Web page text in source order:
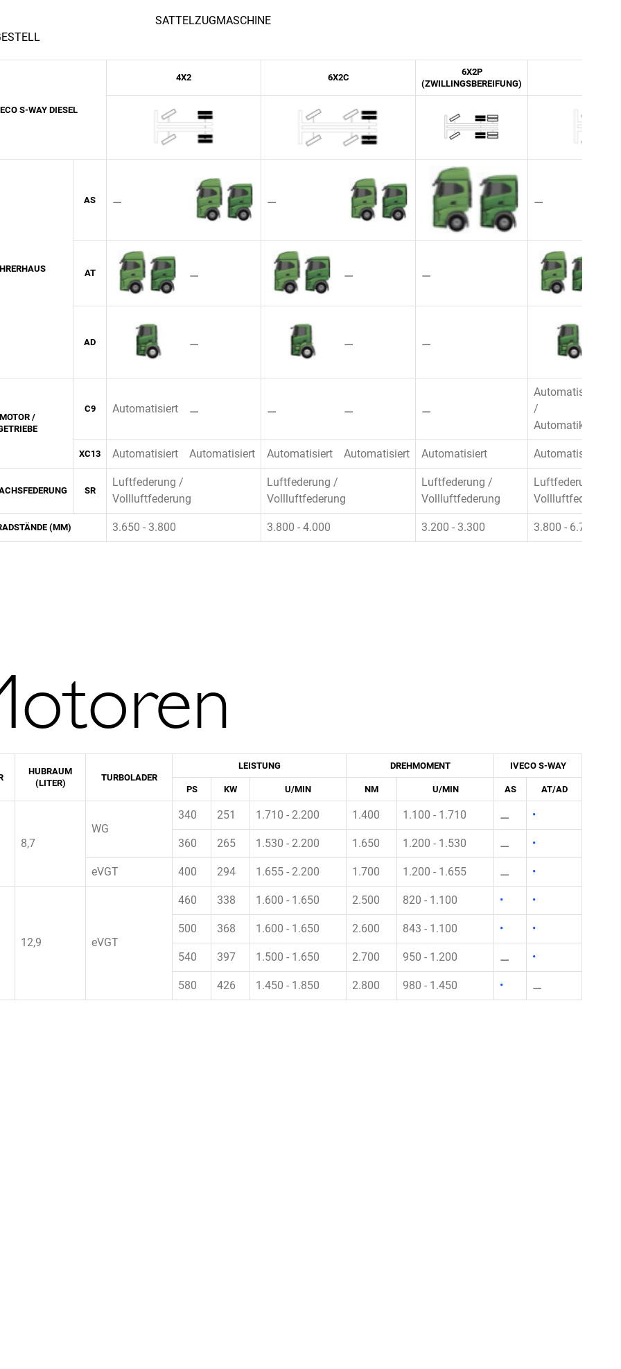
S-WAY DIESEL
4X2 6X2C
6X2P
(ZWILLINGSBEREIFUNG)
AS ⚊ ⚊ ⚊
AT ⚊ ⚊ ⚊
AD ⚊ ⚊ ⚊
MOTOR /
C9 Automatisiert ⚊ ⚊ ⚊ ⚊
Automatisiert
/
Automatik
XC13 Automatisiert Automatisiert Automatisiert Automatisiert Automatisiert Automatisiert
SR
Luftfederung /
Vollluftfederung
Luftfederung /
Vollluftfederung
Luftfederung /
Vollluftfederung
Luftfederung /
Vollluftfederung
(MM) 3.650 - 3.800 3.800 - 4.000 3.200 - 3.300 3.800 - 6.700
HUBRAUM
(LITER)
TURBOLADER
LEISTUNG DREHMOMENT IVECO S-WAY
PS KW U/MIN NM U/MIN AS AT/AD
8,7
WG
340 251 1.710 - 2.200 1.400 1.100 - 1.710 ⚊ •
360 265 1.530 - 2.200 1.650 1.200 - 1.530 ⚊ •
eVGT 400 294 1.655 - 2.200 1.700 1.200 - 1.655 ⚊ •
12,9 eVGT
460 338 1.600 - 1.650 2.500 820 - 1.100 • •
500 368 1.600 - 1.650 2.600 843 - 1.100 • •
540 397 1.500 - 1.650 2.700 950 - 1.200 ⚊ •
580 426 1.450 - 1.850 2.800 980 - 1.450 • ⚊